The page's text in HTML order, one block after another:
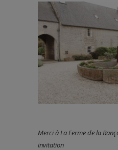
Merci à La Ferme de la
invitation